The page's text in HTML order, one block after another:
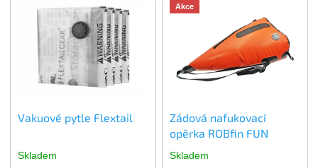
Vakuové pytle Flextail
Skladem
Akce
Zádová nafukovací
opěrka ROBfin FUN
Skladem